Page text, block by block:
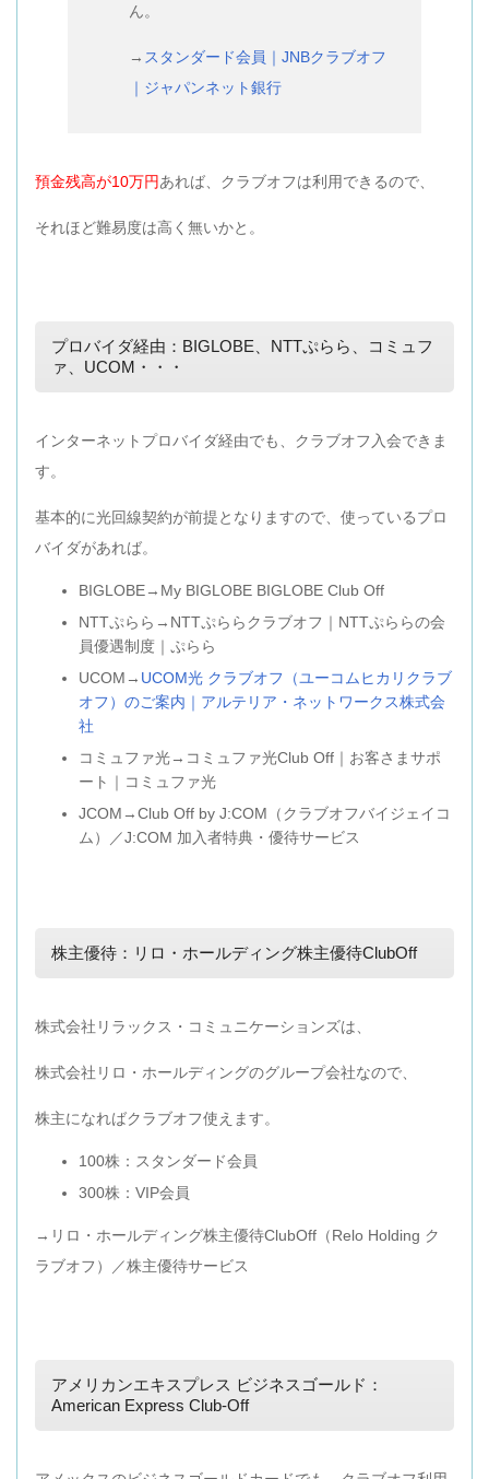
ん。
→ スタンダード会員｜JNBクラブオフ
｜ジャパンネット銀行
預金残高が10万円あれば、クラブオフは利用できるので、
それほど難易度は高く無いかと。
プロバイダ経由：BIGLOBE、NTTぷらら、コミュフ
ァ、UCOM・・・
インターネットプロバイダ経由でも、クラブオフ入会できま
す。
基本的に光回線契約が前提となりますので、使っているプロ
バイダがあれば。
BIGLOBE→My BIGLOBE BIGLOBE Club Off
NTTぷらら→NTTぷららクラブオフ｜NTTぷららの会
員優遇制度｜ぷらら
UCOM→ UCOM光 クラブオフ（ユーコムヒカリクラブ
オフ）のご案内｜アルテリア・ネットワークス株式会
社
コミュファ光→コミュファ光Club Off｜お客さまサポ
ート｜コミュファ光
JCOM→Club Off by J:COM（クラブオフバイジェイコ
ム）／J:COM 加入者特典・優待サービス
株主優待：リロ・ホールディング株主優待ClubOff
株式会社リラックス・コミュニケーションズは、
株式会社リロ・ホールディングのグループ会社なので、
株主になればクラブオフ使えます。
100株：スタンダード会員
300株：VIP会員
→リロ・ホールディング株主優待ClubOff（Relo Holding ク
ラブオフ）／株主優待サービス
アメリカンエキスプレス ビジネスゴールド：
American Express Club-Off